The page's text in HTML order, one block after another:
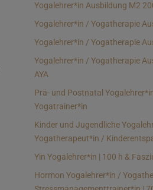
Yogalehrer*in Ausbildung M2
Yogalehrer*in / Yogatherapie
Yogalehrer*in / Yogatherapie
Yogalehrer*in / Yogatherapie
AYA
Prä- und Postnatal
Yogatrainer*in
Kinder und Jugendliche
Yogatherapeut*in /
Yin Yogalehrer*in | 100 h &
Hormon Yogalehrer*in /